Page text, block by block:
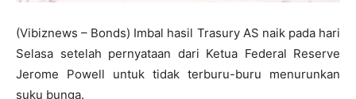
(Vibiznews – Bonds) Imbal hasil Trasury AS naik pada hari
Selasa setelah pernyataan dari Ketua Federal Reserve
Jerome Powell untuk tidak terburu-buru menurunkan
suku bunga.